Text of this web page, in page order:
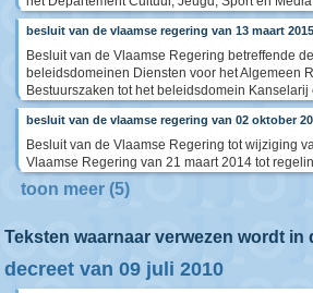
besluit van de vlaamse regering van 13 maart 2015
Besluit van de Vlaamse Regering betreffende
beleidsdomeinen Diensten voor het Algemeen
Bestuurszaken tot het beleidsdomein Kanselarij
besluit van de vlaamse regering van 02 oktober
Besluit van de Vlaamse Regering tot wijziging
Vlaamse Regering van 21 maart 2014 tot
toon meer (5)
Teksten waarnaar verwezen wordt in
decreet van 09 juli 2010